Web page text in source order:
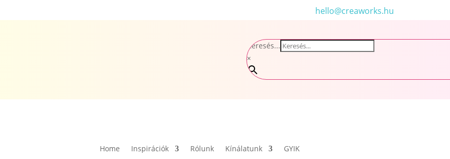
hello@creaworks.hu
Keresés...
×
Home Inspirációk Rólunk Kínálatunk GYIK